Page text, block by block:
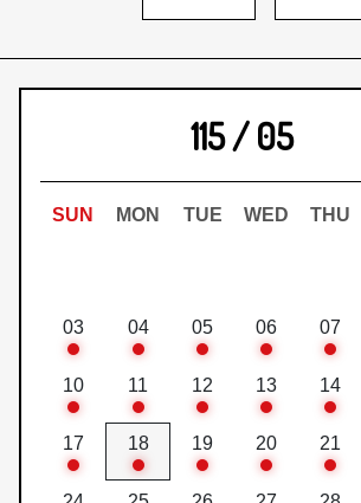
115 / 05
SUN MON TUE WED THU
03 04 05 06 07
10 11 12 13 14
17 18 19 20 21